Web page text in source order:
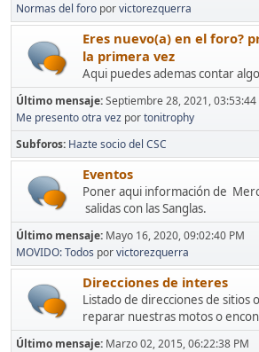
Normas del foro porvictorezquerra
Eres nuevo(a) en el foro?
la primera vez
Aqui puedes ademas contar
Último mensaje:Septiembre 28, 2021, 03:53:44
Me presento otra vez portonitrophy
Subforos Hazte socio del CSC
Eventos
Poner aqui información de
salidas con las Sanglas.
Último mensaje: Mayo 16, 2020, 09:02:40 PM
MOVIDO: Todos porvictorezquerra
Direcciones de interes
Listado de direcciones de sitios
reparar nuestras motos o
Último mensaje: Marzo 02, 2015, 06:22:38 PM